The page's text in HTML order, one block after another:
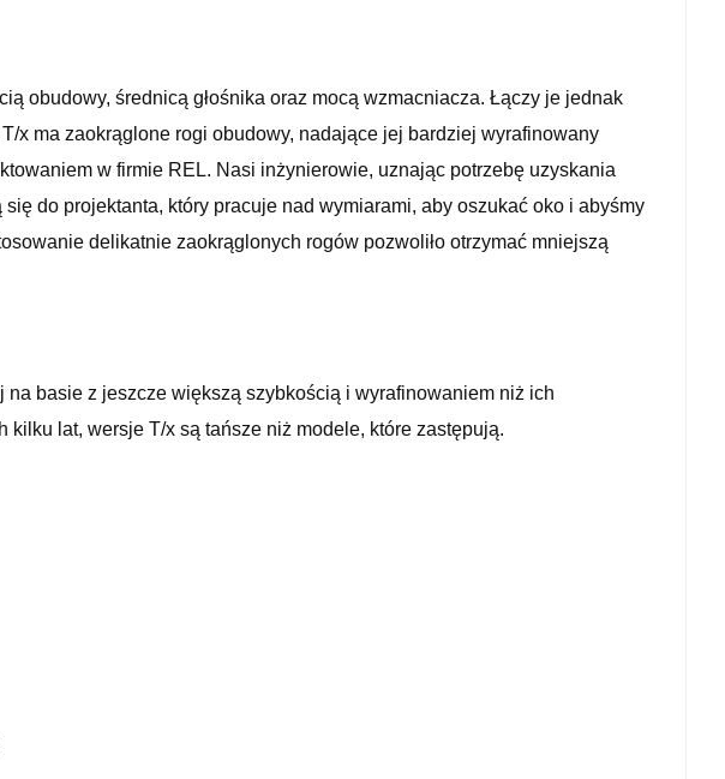
obudowy, średnicą głośnika oraz mocą wzmacniacza. Łączy je jednak
x ma zaokrąglone rogi obudowy, nadające jej bardziej wyrafinowany
w firmie REL. Nasi inżynierowie, uznając potrzebę uzyskania
do projektanta, który pracuje nad wymiarami, aby oszukać oko i abyśmy
delikatnie zaokrąglonych rogów pozwoliło otrzymać mniejszą
basie z jeszcze większą szybkością i wyrafinowaniem niż ich
kilku lat, wersje T/x są tańsze niż modele, które zastępują.